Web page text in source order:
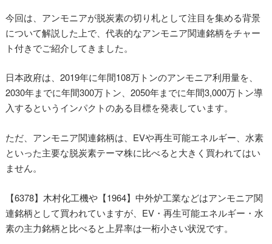
今回は、アンモニアが脱炭素の切り札として注目を集める背景
について解説した上で、代表的なアンモニア関連銘柄をチャー
ト付きでご紹介してきました。
日本政府は、2019年に年間108万トンのアンモニア利用量を、
2030年までに年間300万トン、2050年までに年間3,000万トン導
入するというインパクトのある目標を発表しています。
ただ、アンモニア関連銘柄は、EVや再生可能エネルギー、水素
といった主要な脱炭素テーマ株に比べると大きく買われてはい
ません。
【6378】木村化工機や【1964】中外炉工業などはアンモニア関
連銘柄として買われていますが、EV・再生可能エネルギー・水
素の主力銘柄と比べると上昇率は一桁小さい状況です。